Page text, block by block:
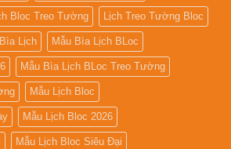
Bloc Treo Tường Lịch Treo Tường Bloc
Lịch Mẫu Bìa Lịch BLoc
Mẫu Bìa Lịch BLoc Treo Tường
Mẫu Lịch Bloc
Mẫu Lịch Bloc 2026
Mẫu Lịch Bloc Siêu Đại